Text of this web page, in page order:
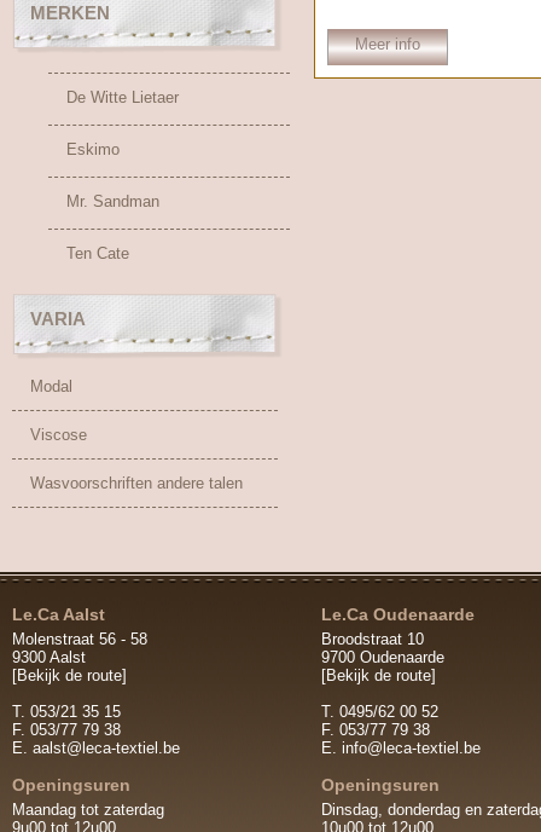
MERKEN
De Witte Lietaer
Eskimo
Mr. Sandman
Ten Cate
VARIA
Modal
Viscose
Wasvoorschriften andere talen
Meer info
Le.Ca Aalst
Molenstraat 56 - 58
9300 Aalst
[Bekijk de route]
T. 053/21 35 15
F. 053/77 79 38
E. aalst@leca-textiel.be
Openingsuren
Maandag tot zaterdag
9u00 tot 12u00
Le.Ca Oudenaarde
Broodstraat 10
9700 Oudenaarde
[Bekijk de route]
T. 0495/62 00 52
F. 053/77 79 38
E. info@leca-textiel.be
Openingsuren
Dinsdag, donderdag en
10u00 tot 12u00